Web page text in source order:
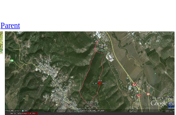
Parent